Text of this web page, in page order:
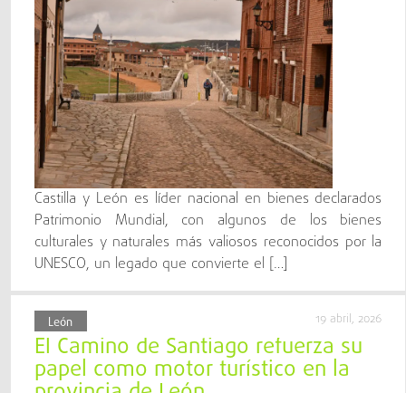
Castilla y León es líder nacional en bienes declarados
Patrimonio Mundial, con algunos de los bienes
culturales y naturales más valiosos reconocidos por la
UNESCO, un legado que convierte el […]
León 19 abril, 2026
El Camino de Santiago refuerza su
papel como motor turístico en la